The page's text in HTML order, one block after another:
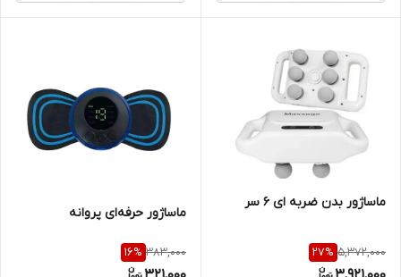
ماساژور بدن ضربه ای 6 سر
5,372,000
27%
ماساژور حرفه‌ای پروانه
383,000
16%